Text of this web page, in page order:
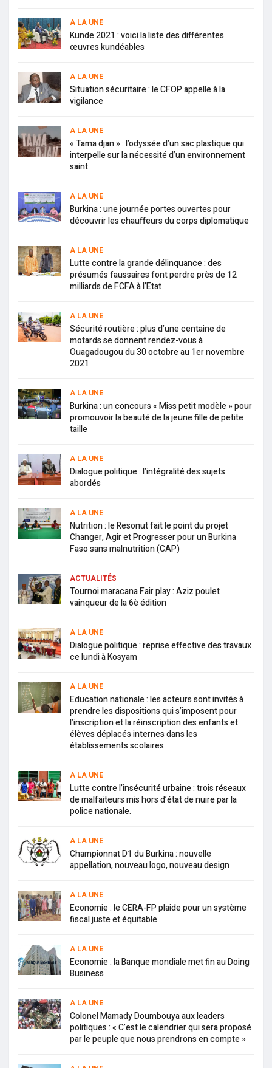
A LA UNE
Kunde 2021 : voici la liste des différentes
œuvres kundéables
A LA UNE
Situation sécuritaire : le CFOP appelle à la
vigilance
A LA UNE
« Tama djan » : l’odyssée d’un sac plastique qui
interpelle sur la nécessité d’un environnement
saint
A LA UNE
Burkina : une journée portes ouvertes pour
découvrir les chauffeurs du corps diplomatique
A LA UNE
Lutte contre la grande délinquance : des
présumés faussaires font perdre près de 12
milliards de FCFA à l’Etat
A LA UNE
Sécurité routière : plus d’une centaine de
motards se donnent rendez-vous à
Ouagadougou du 30 octobre au 1er novembre
2021
A LA UNE
Burkina : un concours « Miss petit modèle » pour
promouvoir la beauté de la jeune fille de petite
taille
A LA UNE
Dialogue politique : l’intégralité des sujets
abordés
A LA UNE
Nutrition : le Resonut fait le point du projet
Changer, Agir et Progresser pour un Burkina
Faso sans malnutrition (CAP)
ACTUALITÉS
Tournoi maracana Fair play : Aziz poulet
vainqueur de la 6è édition
A LA UNE
Dialogue politique : reprise effective des travaux
ce lundi à Kosyam
A LA UNE
Education nationale : les acteurs sont invités à
prendre les dispositions qui s’imposent pour
l’inscription et la réinscription des enfants et
élèves déplacés internes dans les
établissements scolaires
A LA UNE
Lutte contre l’insécurité urbaine : trois réseaux
de malfaiteurs mis hors d’état de nuire par la
police nationale.
A LA UNE
Championnat D1 du Burkina : nouvelle
appellation, nouveau logo, nouveau design
A LA UNE
Economie : le CERA-FP plaide pour un système
fiscal juste et équitable
A LA UNE
Economie : la Banque mondiale met fin au Doing
Business
A LA UNE
Colonel Mamady Doumbouya aux leaders
politiques : « C’est le calendrier qui sera proposé
par le peuple que nous prendrons en compte »